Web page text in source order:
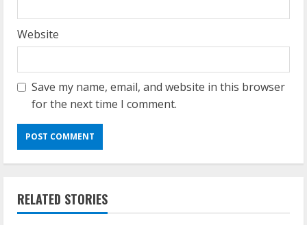
Website
Save my name, email, and website in this browser
for the next time I comment.
RELATED STORIES